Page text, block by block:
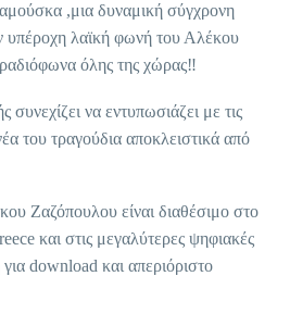
,μια δυναμική σύγχρονη
υπέροχη λαϊκή φωνή του Αλέκου
όλης της χώρας‼
να εντυπωσιάζει με τις
του τραγούδια αποκλειστικά από
Ζαζόπουλου είναι διαθέσιμο στο
και στις μεγαλύτερες ψηφιακές
download και απεριόριστο